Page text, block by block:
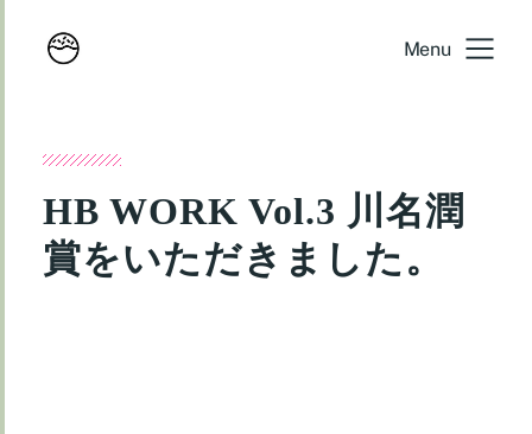
Menu
HB WORK Vol.3 川名潤
賞をいただきました。